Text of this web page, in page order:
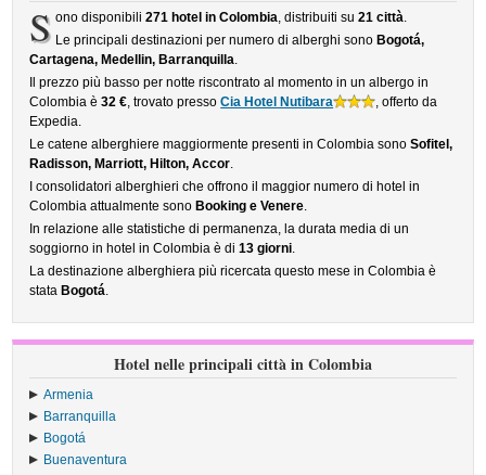
S ono disponibili 271 hotel in Colombia, distribuiti su 21 città.
Le principali destinazioni per numero di alberghi sono Bogotá,
Cartagena, Medellin, Barranquilla.
Il prezzo più basso per notte riscontrato al momento in un albergo in
Colombia è32 €, trovato pressoCia Hotel Nutibara
, offerto da
Expedia.
Le catene alberghiere maggiormente presenti in Colombia sonoSofitel,
Radisson, Marriott, Hilton, Accor.
I consolidatori alberghieri che offrono il maggior numero di hotel in
Colombia attualmente sono Booking e Venere.
In relazione alle statistiche di permanenza, la durata media di un
soggiorno in hotel in Colombia è di13 giorni.
La destinazione alberghiera più ricercata questo mese in Colombia è
stata Bogotá.
Hotel nelle principali città in Colombia
Armenia
Barranquilla
Bogotá
Buenaventura